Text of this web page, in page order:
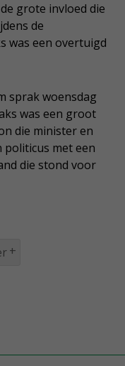
grote invloed die
de
was een overtuigd
sprak woensdag
was een groot
die minister en
politicus met een
die stond voor